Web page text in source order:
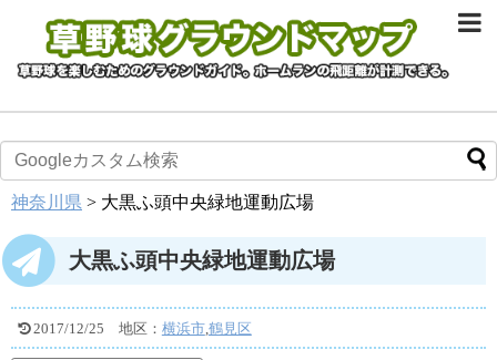
神奈川県 > 大黒ふ頭中央緑地運動広場
大黒ふ頭中央緑地運動広場
2017/12/25 地区： 横浜市,鶴見区